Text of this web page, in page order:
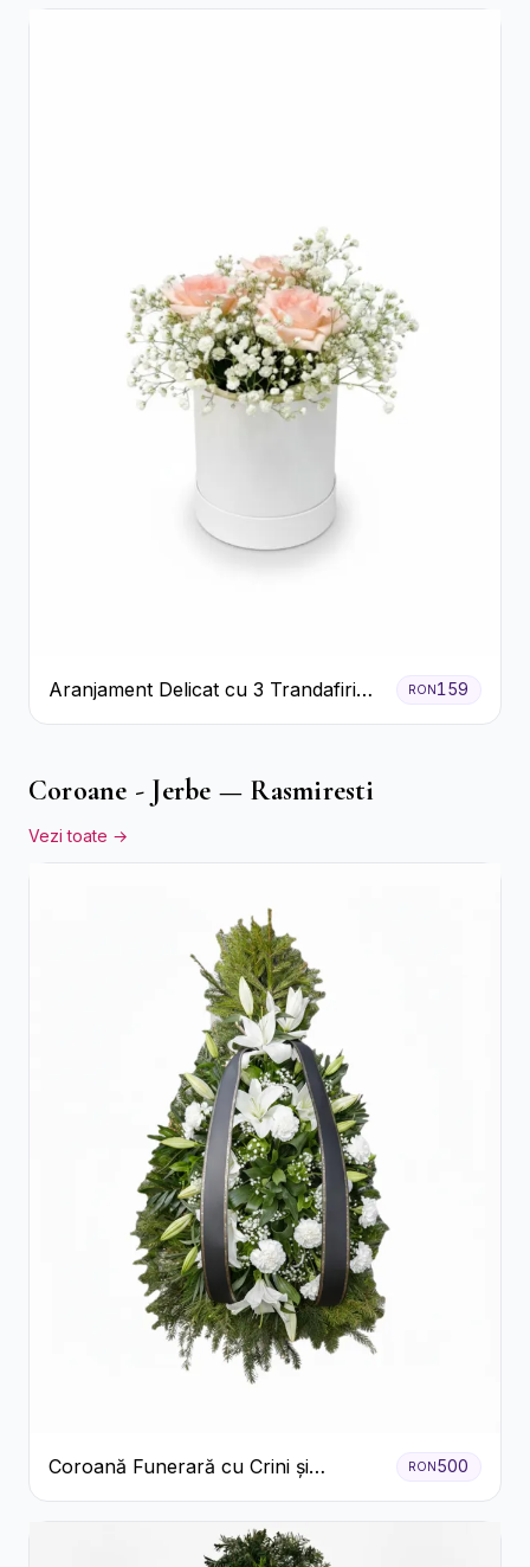
Aranjament Delicat cu 3 Trandafiri
Roz în Cutie Albă
RON159
Coroane - Jerbe — Rasmiresti
Vezi toate →
Coroană Funerară cu Crini și
Garoafe Albe
RON500